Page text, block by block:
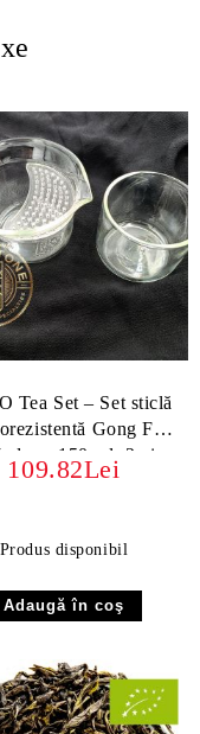
Tea Set – Set sticlă
Gong Fu
150 ml, 2 piese
109.82Lei
Produs disponibil